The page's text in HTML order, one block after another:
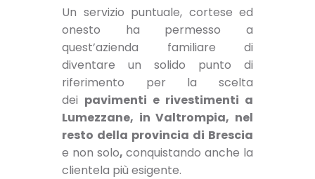
Un servizio puntuale, cortese ed
onesto ha permesso a
quest’azienda familiare di
diventare un solido punto di
riferimento per la scelta
dei pavimenti e rivestimenti a
Lumezzane, in Valtrompia, nel
resto della provincia di Brescia
e non solo, conquistando anche la
clientela più esigente.